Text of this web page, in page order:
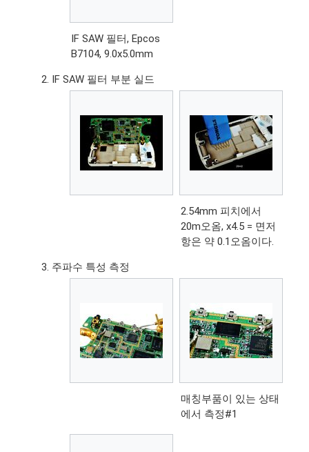
IF SAW 필터, Epcos
B7104, 9.0x5.0mm
IF SAW 필터 부분 실드
2.54mm 피치에서
20m오옴, x4.5 = 면저
항은 약 0.1오옴이다.
주파수 특성 측정
매칭부품이 있는 상태
에서 측정#1